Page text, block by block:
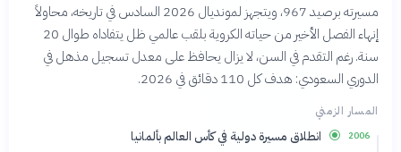
مسيرته برصيد 967، ويتجهز لمونديال 2026 السادس في تاريخه، محاولاً
إنهاء الفصل الأخير من حياته الكروية بلقب عالمي ظل يتفاداه طوال 20
سنة. رغم التقدم في السن، لا يزال يحافظ على معدل تسجيل مذهل في
الدوري السعودي: هدف كل 110 دقائق في 2026.
المسار الزمني
2006 انطلاق مسيرة دولية في كأس العالم بألمانيا